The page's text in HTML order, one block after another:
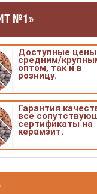
№1»
Доступные цены
средним/
оптом, так и в
розницу.
Гарантия
все
сертификаты на
керамзит.